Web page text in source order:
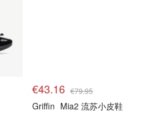
€43.16 €79.95
Griffin Mia2 流苏小皮鞋